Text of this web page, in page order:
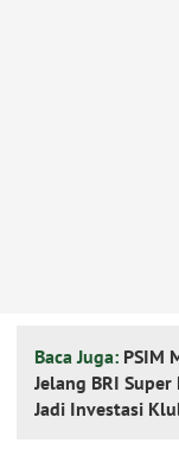
Baca Juga: PSIM
Jelang BRI
Jadi Investasi